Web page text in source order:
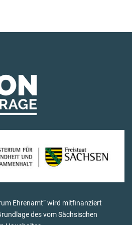
Ehrenamt“ wird mitfinanziert
des vom Sächsischen